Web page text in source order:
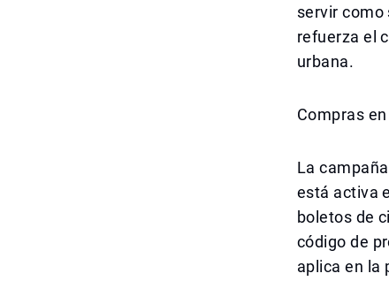
servir
refuerza el
urbana.
Compras
La
está activa
boletos de
código de
aplica en la